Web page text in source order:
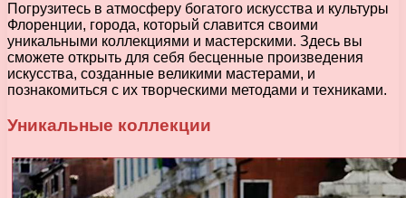
Погрузитесь в атмосферу богатого искусства и культуры
Флоренции, города, который славится своими
уникальными коллекциями и мастерскими. Здесь вы
сможете открыть для себя бесценные произведения
искусства, созданные великими мастерами, и
познакомиться с их творческими методами и техниками.
Уникальные коллекции